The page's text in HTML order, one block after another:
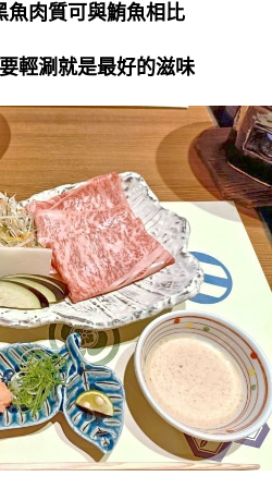
魚肉質可與鮪魚相比
輕涮就是最好的滋味